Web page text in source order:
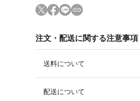
注文・配送に関する注意事項
送料について
配送について